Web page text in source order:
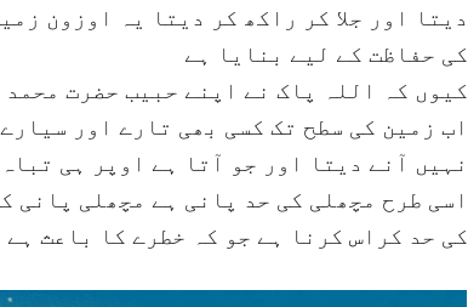
دیتا اور جلا کر راکھ کر دیتا یہ اوزون
کی حفاظت کے لیے بنایا ہے
کیوں کہ اللہ پاک نے اپنے حبیب حضرت
اب زمین کی سطح تک کسی بھی تارے اور
نہیں آنے دیتا اور جو آتا ہے اوپر ہی
اسی طرح مچھلی کی حد پانی ہے مچھلی پانی
کی حد کراس کرنا ہے جو کہ خطرے کا باعث ہے